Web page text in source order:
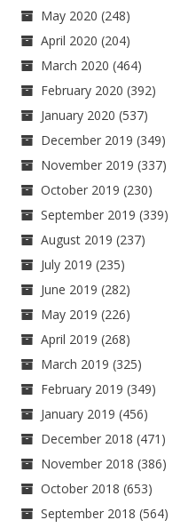
May 2020 (248)
April 2020 (204)
March 2020 (464)
February 2020 (392)
January 2020 (537)
December 2019 (349)
November 2019 (337)
October 2019 (230)
September 2019 (339)
August 2019 (237)
July 2019 (235)
June 2019 (282)
May 2019 (226)
April 2019 (268)
March 2019 (325)
February 2019 (349)
January 2019 (456)
December 2018 (471)
November 2018 (386)
October 2018 (653)
September 2018 (564)